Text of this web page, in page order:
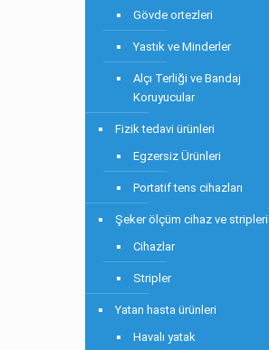
Gövde ortezleri
Yastık ve Minderler
Alçı Terliği ve Bandaj
Koruyucular
Fizik tedavi ürünleri
Egzersiz Ürünleri
Portatif tens cihazları
Şeker ölçüm cihaz ve stripleri
Cihazlar
Stripler
Yatan hasta ürünleri
Havalı yatak